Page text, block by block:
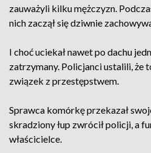
zauważyli kilku mężczyzn.
nich zaczął się dziwnie
I choć uciekał nawet po dachu
zatrzymany. Policjanci ustalili, że
związek z przestępstwem.
Sprawca komórkę przekazał
skradziony łup zwrócił policji, a
właścicielce.